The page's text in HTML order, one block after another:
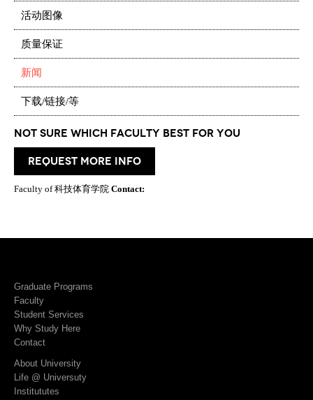
活动图像
质量保证
新闻
下载/链接/等
Not Sure which Faculty best for you
request more info
Faculty of 科技体育学院 Contact:
Graduate Programs
Faculty
Student Services
Why Study Here
Contact
About University
Life @ Universuty
Institututes